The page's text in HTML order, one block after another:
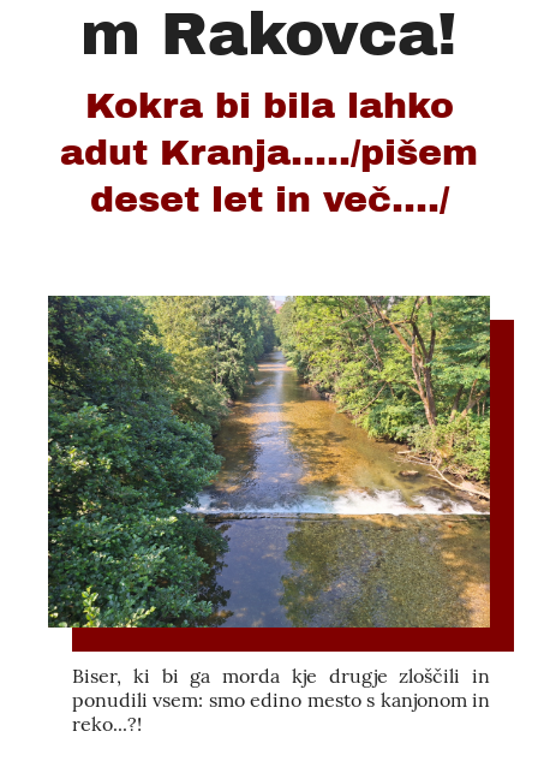
m Rakovca!
Kokra bi bila lahko
adut Kranja...../pišem
deset let in več..../
Biser, ki bi ga morda kje drugje zloščili in
ponudili vsem: smo edino mesto s kanjonom in
reko...?!